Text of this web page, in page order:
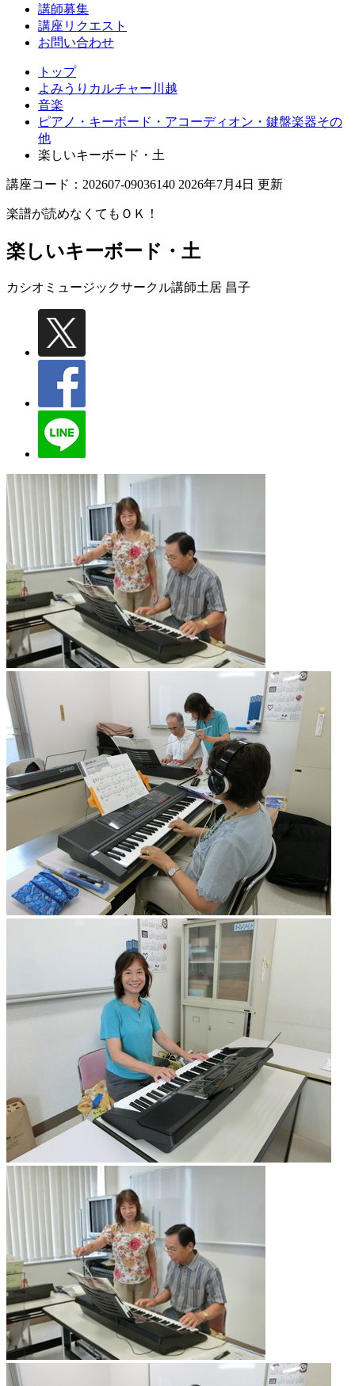
講師募集
講座リクエスト
お問い合わせ
トップ
よみうりカルチャー川越
音楽
ピアノ・キーボード・アコーディオン・鍵盤楽器その
他
楽しいキーボード・土
講座コード：202607-09036140 2026年7月4日 更新
楽譜が読めなくてもＯＫ！
楽しいキーボード・土
カシオミュージックサークル講師土居 昌子